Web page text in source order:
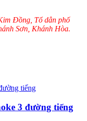
Đồng, Tổ dân phố
Sơn, Khánh Hòa.
3 đường tiếng